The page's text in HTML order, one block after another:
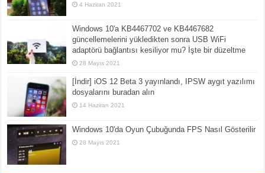
4 Haziran 2021
Windows 10'a KB4467702 ve KB4467682
güncellemelerini yükledikten sonra USB WiFi
adaptörü bağlantısı kesiliyor mu? İşte bir düzeltme
28 Mayıs 2021
[İndir] iOS 12 Beta 3 yayınlandı, IPSW aygıt yazılımı
dosyalarını buradan alın
14 Haziran 2021
Windows 10'da Oyun Çubuğunda FPS Nasıl Gösterilir
28 Mayıs 2021